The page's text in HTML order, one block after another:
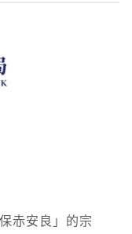
赤安良」的宗